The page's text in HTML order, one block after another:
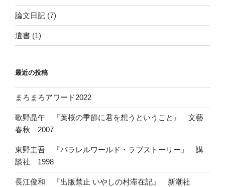
論文日記 (7)
遺書 (1)
最近の投稿
まろまろアワード2022
歌野晶午 『葉桜の季節に君を想うということ』 文藝
春秋 2007
東野圭吾 『パラレルワールド・ラブストーリー』 講
談社 1998
長江俊和 『出版禁止 いやしの村滞在記』 新潮社